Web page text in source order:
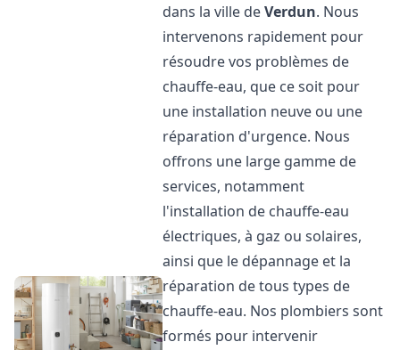
dans la ville deVerdun. Nous
intervenons rapidement pour
résoudre vos problèmes de
chauffe-eau, que ce soit pour
une installation neuve ou une
réparation d'urgence. Nous
offrons une large gamme de
services, notamment
l'installation de chauffe-eau
électriques, à gaz ou solaires,
ainsi que le dépannage et la
réparation de tous types de
chauffe-eau. Nos plombiers sont
formés pour intervenir